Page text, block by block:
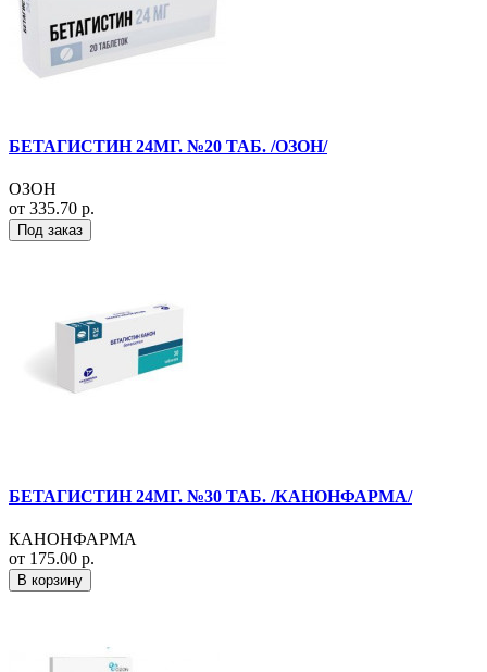
БЕТАГИСТИН 24МГ. №20 ТАБ. /ОЗОН/
ОЗОН
от 335.70 р.
Под заказ
БЕТАГИСТИН 24МГ. №30 ТАБ. /КАНОНФАРМА/
КАНОНФАРМА
от 175.00 р.
В корзину